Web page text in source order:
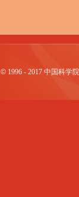
© 1996 - 2017 中国科学